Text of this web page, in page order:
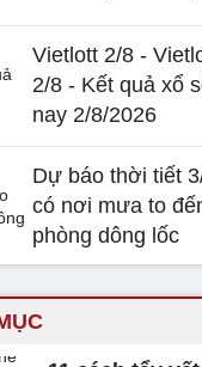
Vietlott 2/8 -
2/8 - Kết quả xổ
nay 2/8/2026
Dự báo thời tiết
có nơi mưa to
phòng dông lốc